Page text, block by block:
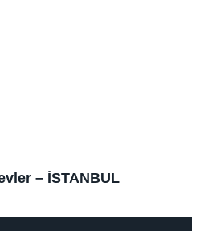
– İSTANBUL